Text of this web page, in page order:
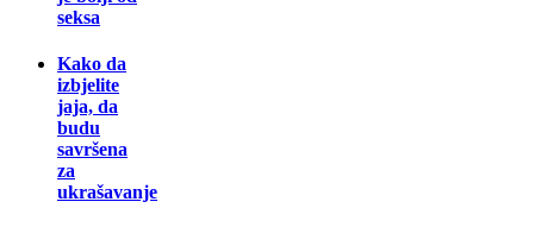
seksa
Kako da
izbjelite
jaja, da
budu
savršena
za
ukrašavanje